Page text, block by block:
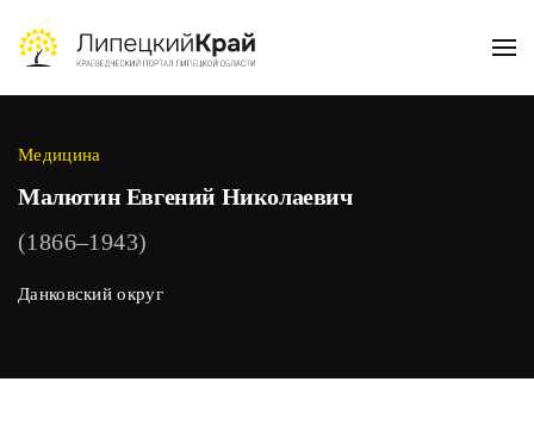
Skip to main content
Медицина
Малютин Евгений Николаевич
(1866–1943)
Данковский округ